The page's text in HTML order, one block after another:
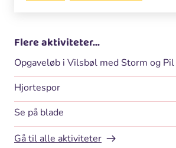
Flere aktiviteter...
Opgaveløb i Vilsbøl med Storm og Pil
Hjortespor
Se på blade
Gå til alle aktiviteter